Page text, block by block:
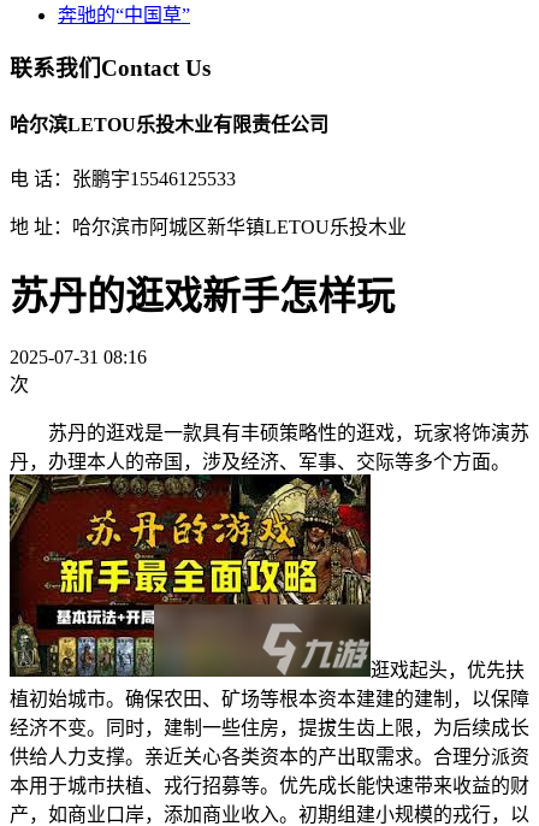
奔驰的“中国草”
联系我们Contact Us
哈尔滨LETOU乐投木业有限责任公司
电 话：张鹏宇15546125533
地 址：哈尔滨市阿城区新华镇LETOU乐投木业
苏丹的逛戏新手怎样玩
2025-07-31 08:16
次
苏丹的逛戏是一款具有丰硕策略性的逛戏，玩家将饰演苏
丹，办理本人的帝国，涉及经济、军事、交际等多个方面。
逛戏起头，优先扶
植初始城市。确保农田、矿场等根本资本建建的建制，以保障
经济不变。同时，建制一些住房，提拔生齿上限，为后续成长
供给人力支撑。亲近关心各类资本的产出取需求。合理分派资
本用于城市扶植、戎行招募等。优先成长能快速带来收益的财
产，如商业口岸，添加商业收入。初期组建小规模的戎行，以